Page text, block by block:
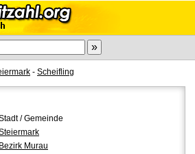
- Scheifling
/ Gemeinde
Bezirk Murau